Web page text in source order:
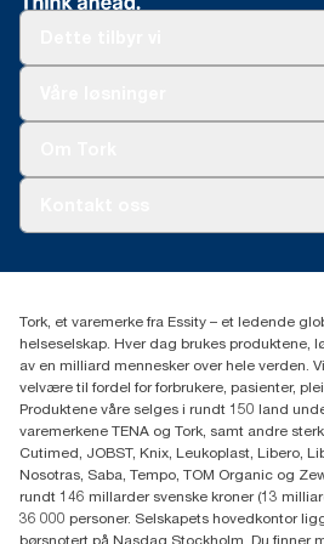
per ark og basert på tredjepartsvurderte
(+47) 22 70 62 00
Fredrik Selmers vei 6
0603 OSLO
Tork, et varemerke fra Essity – et ledende
helseselskap. Hver dag brukes produktene,
av en milliard mennesker over hele verden.
velvære til fordel for forbrukere, pasienter,
Produktene våre selges i rundt 150 land
varemerkene TENA og Tork, samt andre
Cutimed, JOBST, Knix, Leukoplast, Libero,
Nosotras, Saba, Tempo, TOM Organic og
rundt 146 millarder svenske kroner (13
36 000 personer. Selskapets hovedkontor
børsnotert på Nasdaq Stockholm. Du finner